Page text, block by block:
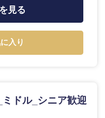
見る
入り
ドル_シニア歓迎